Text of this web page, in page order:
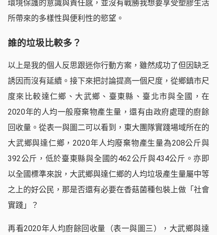
環境保護的意識與責任感，並沒有戰勝我想要享受塑膠生活
所帶來的多樣性與便利性的慾望。
誰的垃圾比較多？
以上是我的個人反思跟迷你行動方案，雖然成功了但因缺乏
誘因而沒有延續。接下來把討論提高一個尺度，從鄉鎮市尺
度來比較達仁鄉、大武鄉、臺東縣、臺北市與全國，在
2020年的人均一般廢棄物產生量，還有由政府處理的廚餘
回收量。從表一與圖二可以看到，東大團隊實踐場域所在的
大武鄉與達仁鄉，2020年人均廢棄物產生量為208公斤與
392公斤，低於臺東縣與全國的462公斤與434公斤。亦即
以全國標準來說，大武鄉與達仁鄉的人均垃圾產生量屬中等
之上的好公民，那是否還有必要在香菇菌種包裝上做「社會
實踐」？
再看2020年人均廚餘回收量（表一與圖三），大武鄉與達